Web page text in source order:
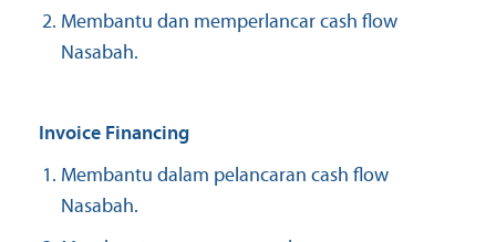
Membantu dan memperlancar cash flow
Nasabah.
Invoice Financing
Membantu dalam pelancaran cash flow
Nasabah.